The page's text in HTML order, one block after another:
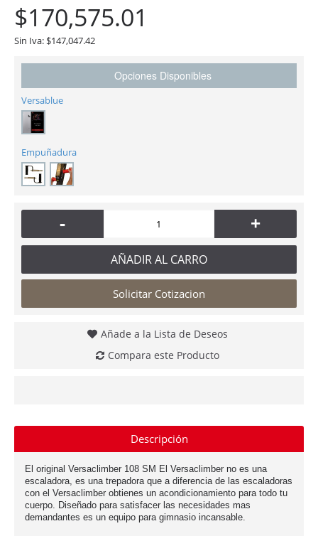
$170,575.01
Sin Iva: $147,047.42
Opciones Disponibles
Versablue
Empuñadura
- +
AÑADIR AL CARRO
Solicitar Cotizacion
Añade a la Lista de Deseos
Compara este Producto
Descripción
El original Versaclimber 108 SM El Versaclimber no es una
escaladora, es una trepadora que a diferencia de las escaladoras
con el Versaclimber obtienes un acondicionamiento para todo tu
cuerpo. Diseñado para satisfacer las necesidades mas
demandantes es un equipo para gimnasio incansable.